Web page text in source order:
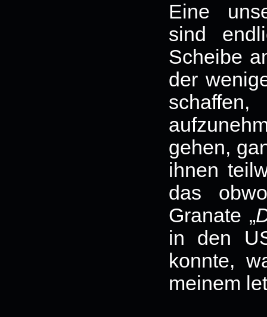
Eine
sind
Scheibe
der
gehen,
ihnen
das
Granate „
in den
konnte,
meinem